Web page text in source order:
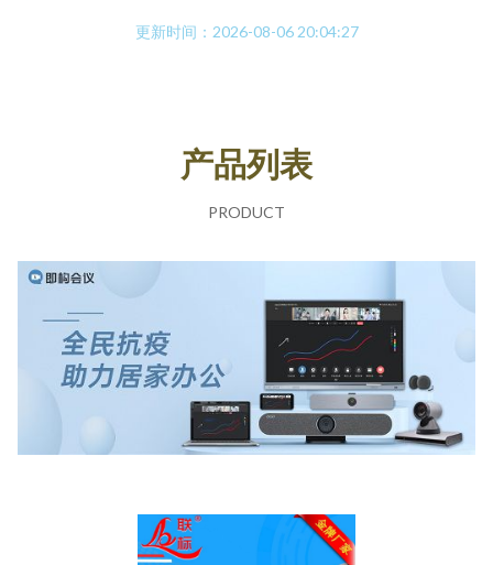
更新时间：2026-08-06 20:04:27
产品列表
PRODUCT